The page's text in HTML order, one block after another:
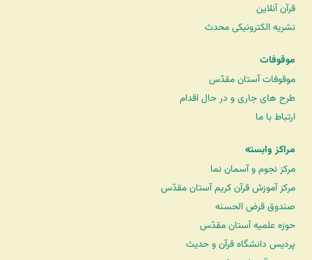
قرآن آنلاین
نشریه الکترونیکی محدث
موقوفات
موقوفات آستان مقدّس
طرح های جاری و در حال اقدام
ارتباط با ما
مراکز وابسته
مرکز نجوم و آسمان نما
مرکز آموزش قرآن کریم آستان مقدّس
صندوق قرض الحسنه
حوزه علمیه آستان مقدّس
پردیس دانشگاه قرآن و حدیث